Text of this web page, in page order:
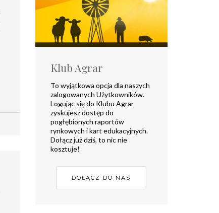
Klub Agrar
To wyjątkowa opcja dla naszych
zalogowanych Użytkowników.
Logując się do Klubu Agrar
zyskujesz dostęp do
pogłębionych raportów
rynkowych i kart edukacyjnych.
Dołącz już dziś, to nic nie
kosztuje!
DOŁĄCZ DO NAS